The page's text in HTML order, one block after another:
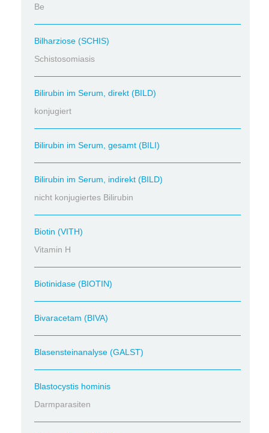
Be
Bilharziose (SCHIS)
Schistosomiasis
Bilirubin im Serum, direkt (BILD)
konjugiert
Bilirubin im Serum, gesamt (BILI)
Bilirubin im Serum, indirekt (BILD)
nicht konjugiertes Bilirubin
Biotin (VITH)
Vitamin H
Biotinidase (BIOTIN)
Bivaracetam (BIVA)
Blasensteinanalyse (GALST)
Blastocystis hominis
Darmparasiten